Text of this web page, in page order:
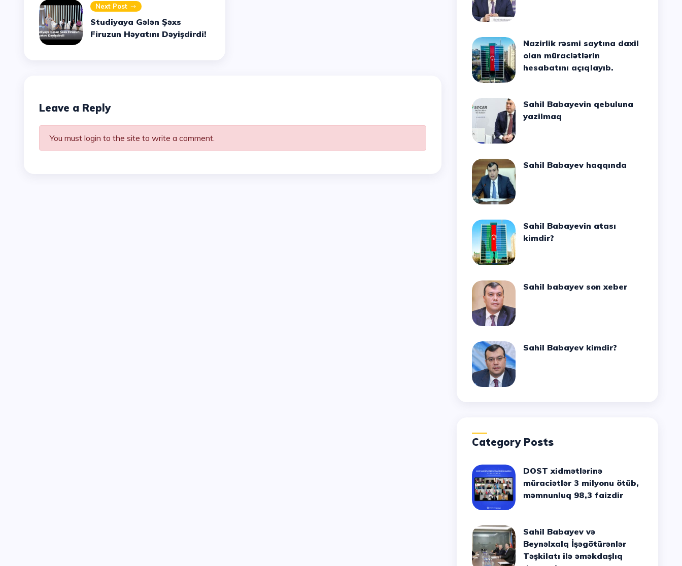
Next Post
Studiyaya Gələn Şəxs
Firuzun Həyatını Dəyişdirdi!
Leave a Reply
You must login to the site to write a comment.
Nazirlik rəsmi saytına daxil
olan müraciətlərin
hesabatını açıqlayıb.
Sahil Babayevin qebuluna
yazilmaq
Sahil Babayev haqqında
Sahil Babayevin atası
kimdir?
Sahil babayev son xeber
Sahil Babayev kimdir?
Category Posts
DOST xidmətlərinə
müraciətlər 3 milyonu ötüb,
məmnunluq 98,3 faizdir
Sahil Babayev və
Beynəlxalq İşəgötürənlər
Təşkilatı ilə əməkdaşlıq